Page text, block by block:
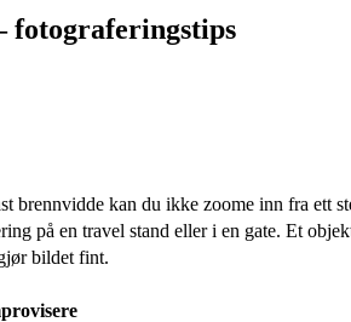
fotograferingstips
brennvidde kan du ikke zoome inn fra ett
på en travel stand eller i en gate. Et
bildet fint.